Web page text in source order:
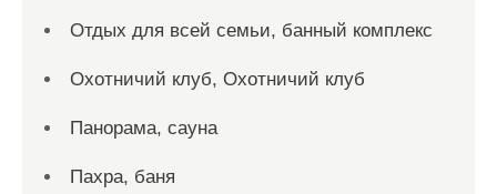
Отдых для всей семьи, банный комплекс
Охотничий клуб, Охотничий клуб
Панорама, сауна
Пахра, баня